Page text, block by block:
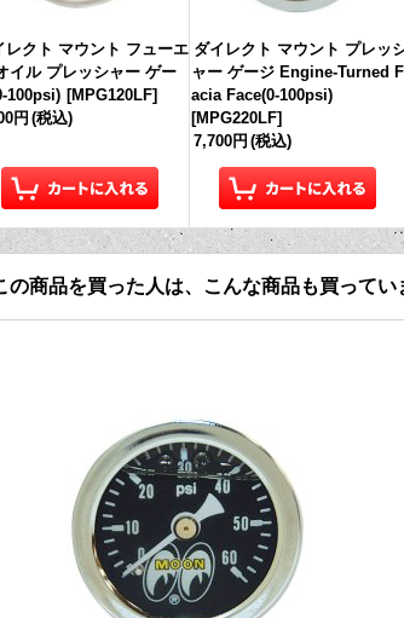
レクト マウント フューエ
イル プレッシャー ゲー
100psi) [MPG120LF]
円 (税込)
ダイレクト マウント プレッ
ャー ゲージ Engine-Turned F
acia Face(0-100psi)
[MPG220LF]
7,700円 (税込)
の商品を買った人は、こんな商品も買ってい